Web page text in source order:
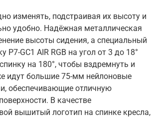
изменять, подстраивая их высоту и
удобно. Надёжная металлическая
высоты сидения, а специальный
GC1 AIR RGB на угол от 3 до 18°
на 180°, чтобы вздремнуть и
идут большие 75-мм нейлоновые
обеспечивающие отличную
В качестве
вышитый логотип на спинке кресла,